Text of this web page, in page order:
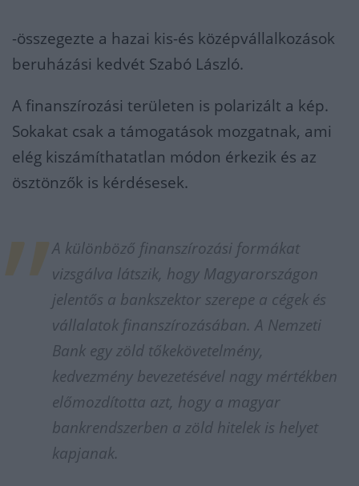
-összegezte a hazai kis-és középvállalkozások
beruházási kedvét Szabó László.
A finanszírozási területen is polarizált a kép.
Sokakat csak a támogatások mozgatnak, ami
elég kiszámíthatatlan módon érkezik és az
ösztönzők is kérdésesek.
A különböző finanszírozási formákat
vizsgálva látszik, hogy Magyarországon
jelentős a bankszektor szerepe a cégek és
vállalatok finanszírozásában. A Nemzeti
Bank egy zöld tőkekövetelmény,
kedvezmény bevezetésével nagy mértékben
előmozdította azt, hogy a magyar
bankrendszerben a zöld hitelek is helyet
kapjanak.